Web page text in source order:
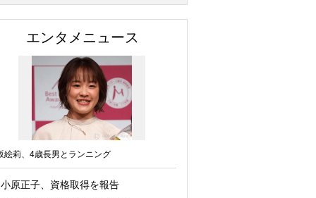
エンタメニュース
絵莉、4歳長男とランニング
小原正子、資格取得を報告